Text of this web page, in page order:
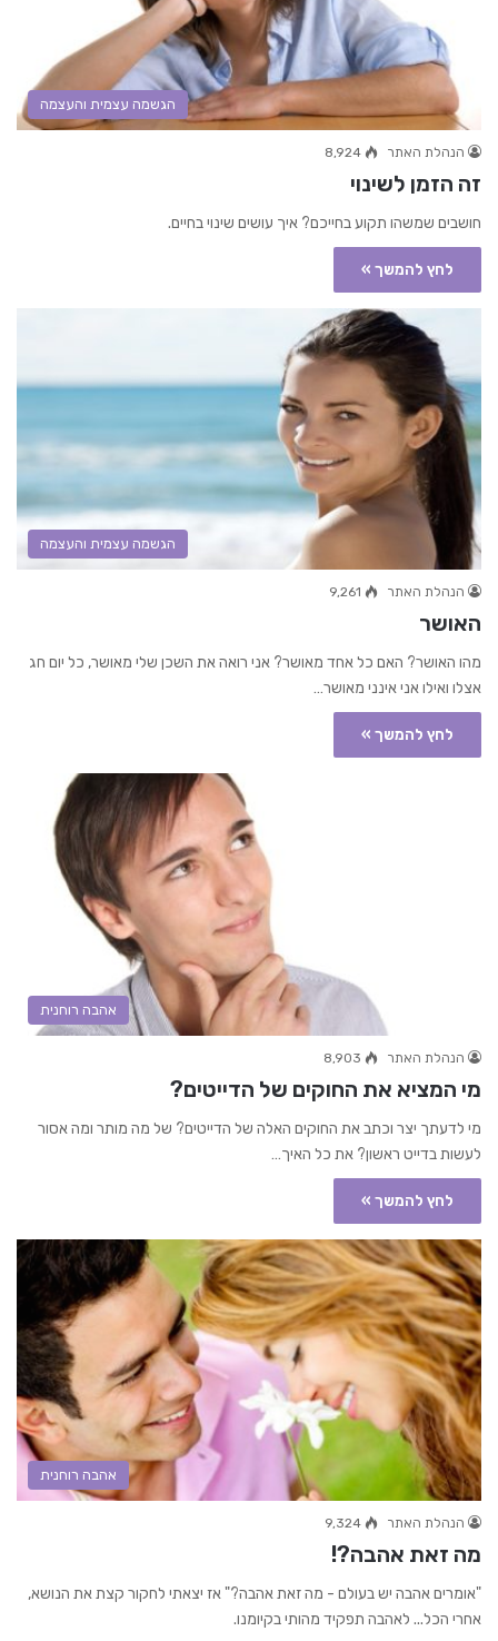
הגשמה עצמית והעצמה
הנהלת האתר 8,924
זה הזמן לשינוי
חושבים שמשהו תקוע בחייכם? איך עושים שינוי בחיים.
לחץ להמשך »
הגשמה עצמית והעצמה
הנהלת האתר 9,261
האושר
מהו האושר? האם כל אחד מאושר? אני רואה את השכן שלי מאושר, כל יום חג
אצלו ואילו אני אינני מאושר…
לחץ להמשך »
אהבה רוחנית
הנהלת האתר 8,903
מי המציא את החוקים של הדייטים?
מי לדעתך יצר וכתב את החוקים האלה של הדייטים? של מה מותר ומה אסור
לעשות בדייט ראשון? את כל האיך…
לחץ להמשך »
אהבה רוחנית
הנהלת האתר 9,324
מה זאת אהבה?!
"אומרים אהבה יש בעולם - מה זאת אהבה?" אז יצאתי לחקור קצת את הנושא,
אחרי הכל... לאהבה תפקיד מהותי בקיומנו.